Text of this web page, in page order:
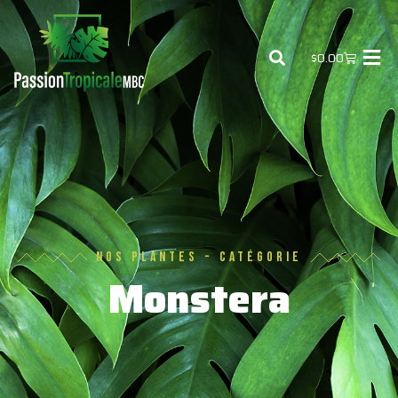
$0.00
Nos Plantes - Catégorie
Monstera